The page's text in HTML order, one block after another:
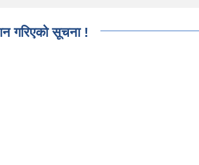
गरिएको सूचना !